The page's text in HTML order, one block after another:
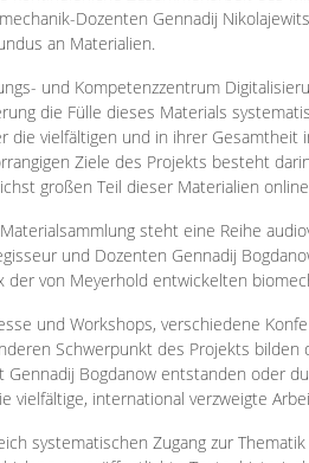
Dozenten Gennadij
an Materialien.
und Kompetenzzentrum
die Fülle dieses Materials
die vielfältigen und in ihrer
Ziele des Projekts besteht
großen Teil dieser Materialien
steht eine Reihe
und Dozenten Gennadij
der von Meyerhold entwickelten
und Workshops, verschiedene
Schwerpunkt des Projekts
Bogdanow entstanden oder
vielfältige, international verzweigte
systematischen Zugang zur